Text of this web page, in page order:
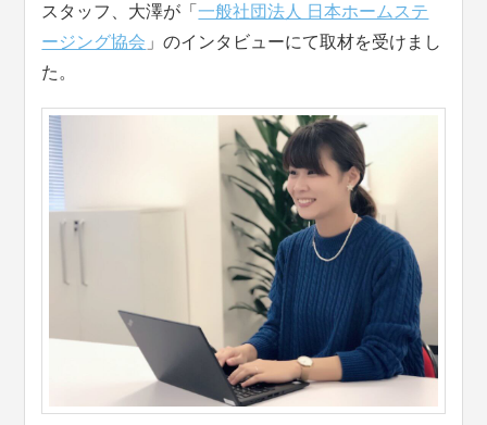
スタッフ、大澤が「一般社団法人 日本ホームステ
ージング協会 」のインタビューにて取材を受けまし
た。